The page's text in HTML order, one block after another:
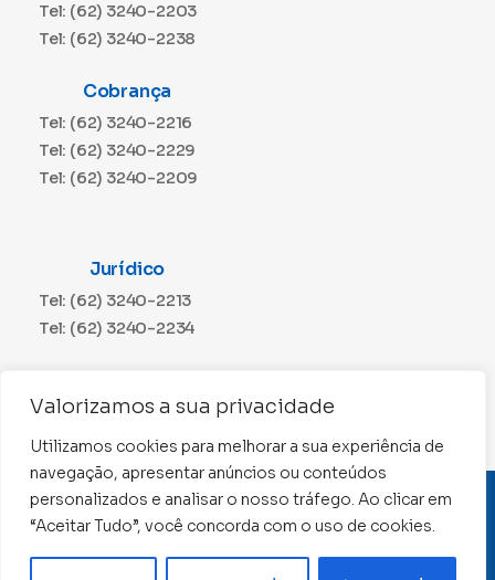
Valorizamos a sua privacidade
Utilizamos cookies para melhorar a sua experiência de
navegação, apresentar anúncios ou conteúdos
personalizados e analisar o nosso tráfego. Ao clicar em
“Aceitar Tudo”, você concorda com o uso de cookies.
Tel: (62) 3240-2203
Tel: (62) 3240-2238
Cobrança
Tel: (62) 3240-2216
Tel: (62) 3240-2229
Tel: (62) 3240-2209
Jurídico
Tel: (62) 3240-2213
Tel: (62) 3240-2234
Tel: (62) 3240-2230
CNPJ: 01.015.676/0001-11
Conselho Regional de Contabilidade de Goiás 2022 –
Todos os direitos reservados
Precisa de ajuda ?